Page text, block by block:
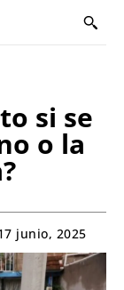
si se
o la
junio, 2025